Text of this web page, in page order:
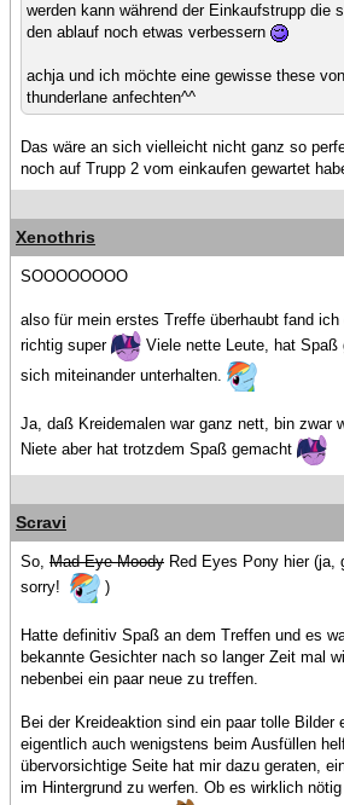
werden kann während der Einkaufstrupp die
den ablauf noch etwas verbessern
achja und ich möchte eine gewisse these
thunderlane anfechten^^
Das wäre an sich vielleicht nicht ganz so
noch auf Trupp 2 vom einkaufen gewartet
Xenothris
SOOOOOOOO
also für mein erstes Treffe überhaubt fand ich
richtig super
Viele nette Leute, hat Spaß
sich miteinander unterhalten.
Ja, daß Kreidemalen war ganz nett, bin zwar
Niete aber hat trotzdem Spaß gemacht
Scravi
So, Mad Eye Moody Red Eyes Pony hier (ja,
sorry!
)
Hatte definitiv Spaß an dem Treffen und es
bekannte Gesichter nach so langer Zeit mal
nebenbei ein paar neue zu treffen.
Bei der Kreideaktion sind ein paar tolle Bilder
eigentlich auch wenigstens beim Ausfüllen
übervorsichtige Seite hat mir dazu geraten,
im Hintergrund zu werfen. Ob es wirklich